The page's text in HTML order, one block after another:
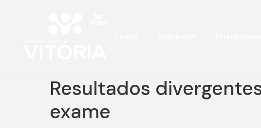
Resultados
exame